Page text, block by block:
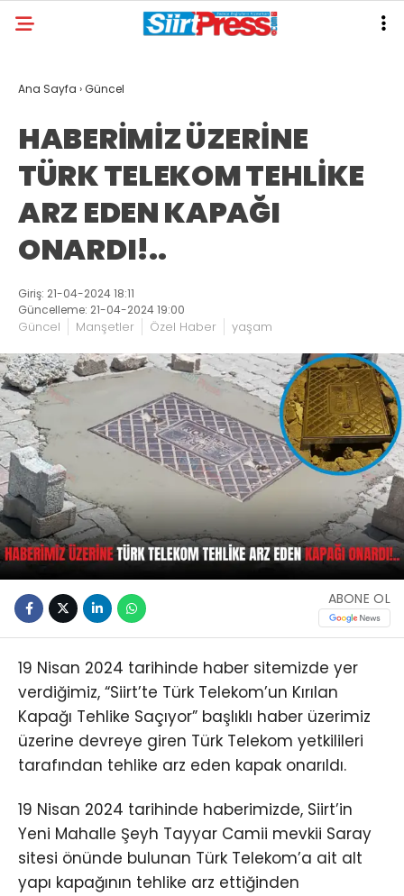
Ana Sayfa ›Güncel
HABERİMİZ ÜZERİNE
TÜRK TELEKOM TEHLİKE
ARZ EDEN KAPAĞI
ONARDI!..
Giriş: 21-04-2024 18:11
Güncelleme: 21-04-2024 19:00
Güncel Manşetler Özel Haber yaşam
ABONE OL
19 Nisan 2024 tarihinde haber sitemizde yer
verdiğimiz, “Siirt’te Türk Telekom’un Kırılan
Kapağı Tehlike Saçıyor” başlıklı haber üzerimiz
üzerine devreye giren Türk Telekom yetkilileri
tarafından tehlike arz eden kapak onarıldı.
19 Nisan 2024 tarihinde haberimizde, Siirt’in
Yeni Mahalle Şeyh Tayyar Camii mevkii Saray
sitesi önünde bulunan Türk Telekom’a ait alt
yapı kapağının tehlike arz ettiğinden